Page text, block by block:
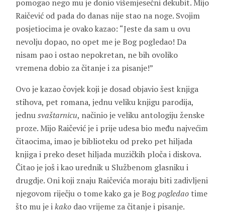
pomogao nego mu je donio višemjesečni dekubit. Mijo
Raičević od pada do danas nije stao na noge. Svojim
posjetiocima je ovako kazao: “Jeste da sam u ovu
nevolju dopao, no opet me je Bog pogledao! Da
nisam pao i ostao nepokretan, ne bih ovoliko
vremena dobio za čitanje i za pisanje!”
Ovo je kazao čovjek koji je dosad objavio šest knjiga
stihova, pet romana, jednu veliku knjigu parodija,
jednusvaštarnicu, načinio je veliku antologiju ženske
proze. Mijo Raičević je i prije udesa bio među najvećim
čitaocima, imao je biblioteku od preko pet hiljada
knjiga i preko deset hiljada muzičkih ploča i diskova.
Čitao je još i kao urednik u Službenom glasniku i
drugdje. Oni koji znaju Raičevića moraju biti zadivljeni
njegovom riječju o tome kako ga je Bogpogledao time
što mu je ikako dao vrijeme za čitanje i pisanje.